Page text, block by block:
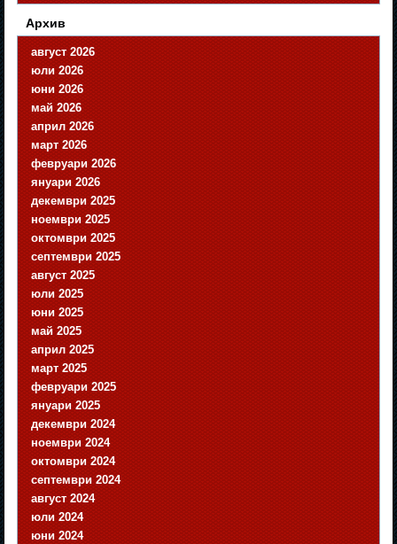
Архив
август 2026
юли 2026
юни 2026
май 2026
април 2026
март 2026
февруари 2026
януари 2026
декември 2025
ноември 2025
октомври 2025
септември 2025
август 2025
юли 2025
юни 2025
май 2025
април 2025
март 2025
февруари 2025
януари 2025
декември 2024
ноември 2024
октомври 2024
септември 2024
август 2024
юли 2024
юни 2024